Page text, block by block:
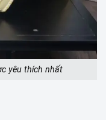
yêu thích nhất